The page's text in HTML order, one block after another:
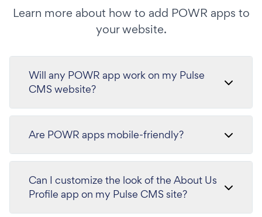
Learn more about how to add POWR apps to
your website.
Will any POWR app work on my Pulse
CMS website?
Are POWR apps mobile-friendly?
Can I customize the look of the About Us
Profile app on my Pulse CMS site?